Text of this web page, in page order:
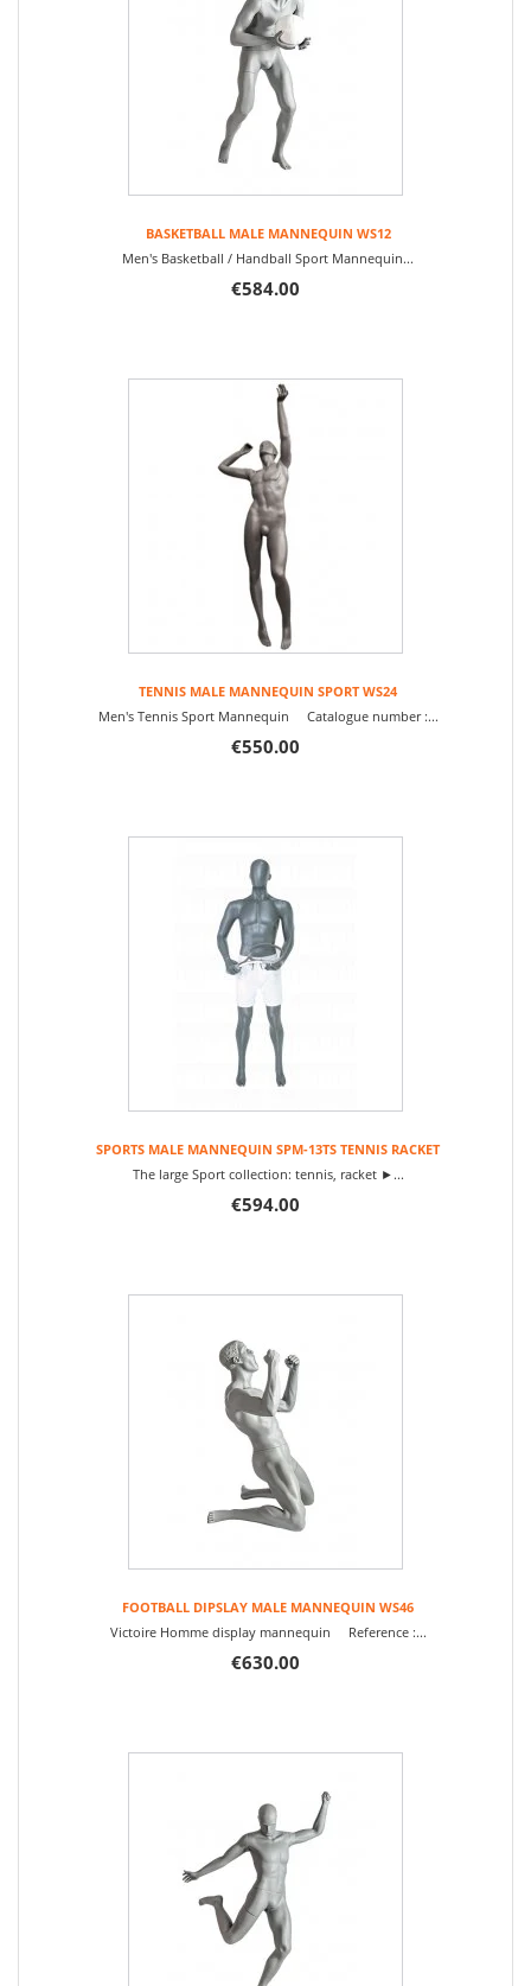
BASKETBALL MALE MANNEQUIN WS12
Men's Basketball / Handball Sport Mannequin...
€584.00
TENNIS MALE MANNEQUIN SPORT WS24
Men's Tennis Sport Mannequin Catalogue number :...
€550.00
SPORTS MALE MANNEQUIN SPM-13TS TENNIS RACKET
The large Sport collection: tennis, racket ►...
€594.00
FOOTBALL DIPSLAY MALE MANNEQUIN WS46
Victoire Homme display mannequin Reference :...
€630.00